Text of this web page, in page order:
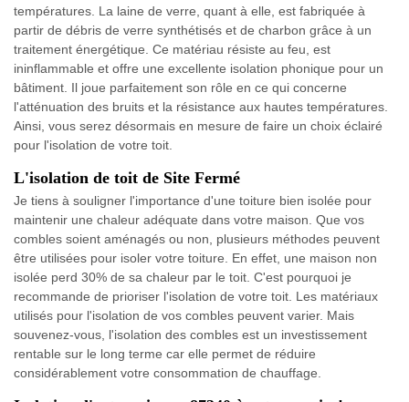
températures. La laine de verre, quant à elle, est fabriquée à
partir de débris de verre synthétisés et de charbon grâce à un
traitement énergétique. Ce matériau résiste au feu, est
ininflammable et offre une excellente isolation phonique pour un
bâtiment. Il joue parfaitement son rôle en ce qui concerne
l'atténuation des bruits et la résistance aux hautes températures.
Ainsi, vous serez désormais en mesure de faire un choix éclairé
pour l'isolation de votre toit.
L'isolation de toit de Site Fermé
Je tiens à souligner l'importance d'une toiture bien isolée pour
maintenir une chaleur adéquate dans votre maison. Que vos
combles soient aménagés ou non, plusieurs méthodes peuvent
être utilisées pour isoler votre toiture. En effet, une maison non
isolée perd 30% de sa chaleur par le toit. C'est pourquoi je
recommande de prioriser l'isolation de votre toit. Les matériaux
utilisés pour l'isolation de vos combles peuvent varier. Mais
souvenez-vous, l'isolation des combles est un investissement
rentable sur le long terme car elle permet de réduire
considérablement votre consommation de chauffage.